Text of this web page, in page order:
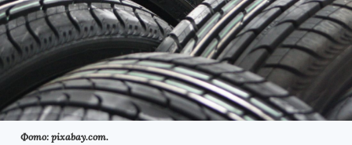
Фото: pixabay.com.